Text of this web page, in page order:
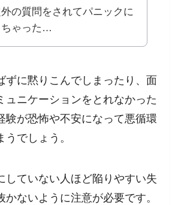
の質問をされてパニックに
ちゃった…
ずに黙りこんでしまったり、面
ュニケーションをとれなかった
験が恐怖や不安になって悪循環
う でしょう。
していない人ほど陥りやすい失
かないように注意が必要です。